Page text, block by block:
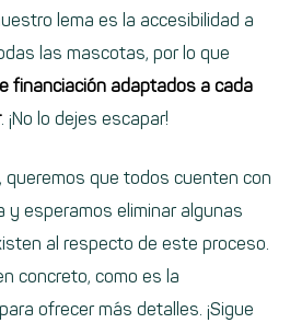
lema es la accesibilidad a
las mascotas, por lo que
financiación adaptados a cada
. ¡No lo dejes escapar!
queremos que todos cuenten con
y esperamos eliminar algunas
al respecto de este proceso.
concreto, como es la
ofrecer más detalles. ¡Sigue